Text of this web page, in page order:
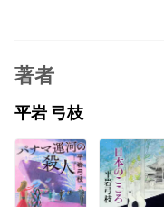
著者
平岩 弓枝